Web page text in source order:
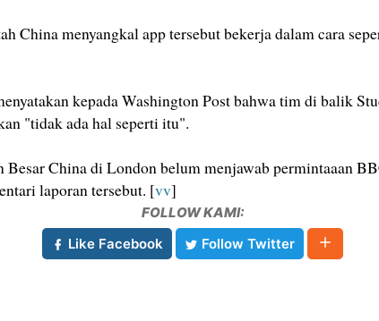
China menyangkal app tersebut bekerja dalam cara
kepada Washington Post bahwa tim di balik
"tidak ada hal seperti itu".
Besar China di London belum menjawab permintaaan
laporan tersebut. [vv]
FOLLOW KAMI:
Like Facebook
Follow Twitter